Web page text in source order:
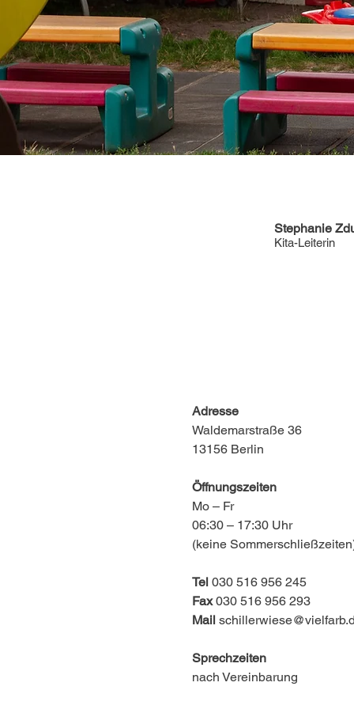
Adresse
Waldemarstraße 36
13156 Berlin
Öffnungszeiten
Mo – Fr
06:30 – 17:30 Uhr
(keine
Tel 030 516 956 245
Fax030 516 956 293
Mail
Sprechzeiten
nach Vereinbarung
Stephanie
Kita-Leiterin